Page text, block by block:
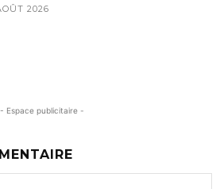
2026
- Espace publicitaire -